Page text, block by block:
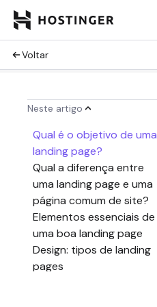
Voltar
Neste artigo
Qual é o objetivo de uma
landing page?
Qual a diferença entre
uma landing page e uma
página comum de site?
Elementos essenciais de
uma boa landing page
Design: tipos de landing
pages